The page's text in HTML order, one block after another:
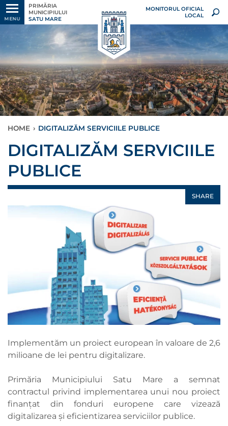
MENU
PRIMĂRIA
MUNICIPIULUI
SATU MARE
MONITORUL OFICIAL
LOCAL
HOME › DIGITALIZĂM SERVICIILE PUBLICE
DIGITALIZĂM SERVICIILE
PUBLICE
SHARE
Implementăm un proiect european în valoare de 2,6
milioane de lei pentru digitalizare.
Primăria Municipiului Satu Mare a semnat
contractul privind implementarea unui nou proiect
finanțat din fonduri europene care vizează
digitalizarea și eficientizarea serviciilor publice.